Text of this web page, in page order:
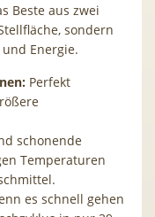
Beste aus zwei
sondern
Energie.
Perfekt
schonende
Temperaturen
es schnell gehen